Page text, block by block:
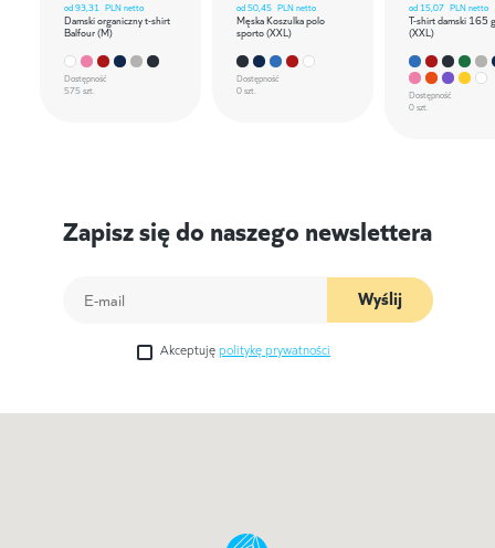
od93,31 PLN netto
Damski organiczny t-shirt
Balfour (M)
Dostępność
575 szt.
od50,45 PLN netto
Męska Koszulka polo
sporto (XXL)
Dostępność
0 szt.
od 15,07 PLN netto
T-shirt damski 165
(XXL)
Dostępność
0 szt.
Zapisz się do naszego newslettera
Wyślij
Akceptuję politykę prywatności